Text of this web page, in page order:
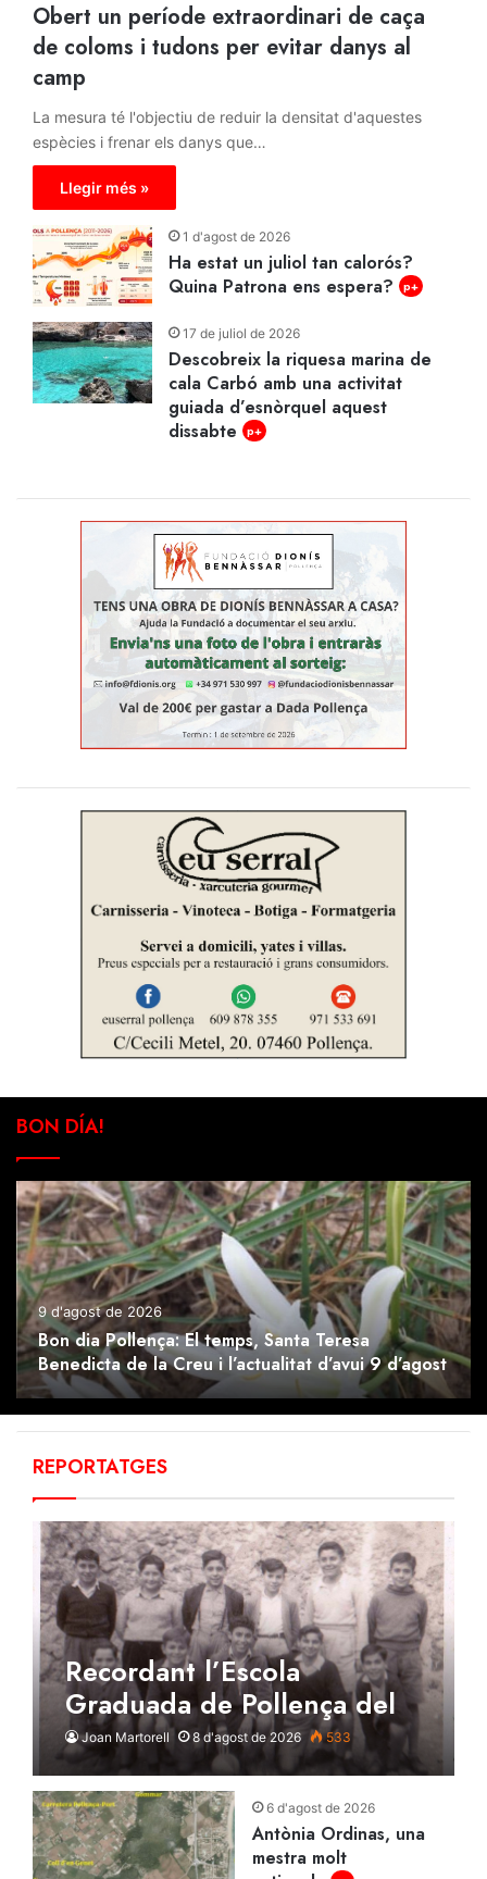
Obert un període extraordinari de caça
de coloms i tudons per evitar danys al
camp
La mesura té l'objectiu de reduir la densitat d'aquestes
espècies i frenar els danys que…
Llegir més »
1 d'agost de 2026
Ha estat un juliol tan calorós?
Quina Patrona ens espera?
p+
17 de juliol de 2026
Descobreix la riquesa marina de
cala Carbó amb una activitat
guiada d’esnòrquel aquest
dissabte
p+
BON DÍA!
9 d'agost de 2026
Bon dia Pollença: El temps, Santa Teresa
Benedicta de la Creu i l’actualitat d’avui 9 d’agost
REPORTATGES
Recordant l’Escola
Graduada de Pollença del
1953 p+
Joan Martorell 8 d'agost de 2026 533
6 d'agost de 2026
Antònia Ordinas, una
mestra molt